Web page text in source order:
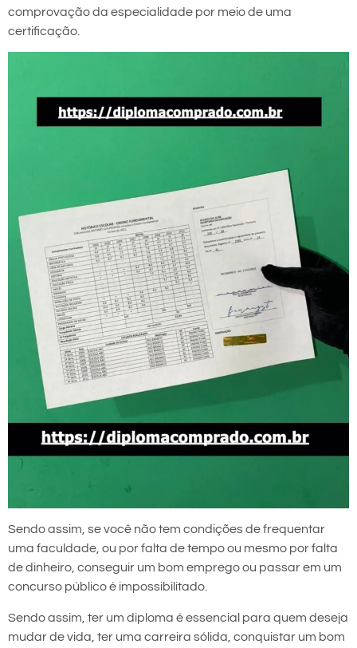
comprovação da especialidade por meio de uma
certificação.
Sendo assim, se você não tem condições de frequentar
uma faculdade, ou por falta de tempo ou mesmo por falta
de dinheiro, conseguir um bom emprego ou passar em um
concurso público é impossibilitado.
Sendo assim, ter um diploma é essencial para quem deseja
mudar de vida, ter uma carreira sólida, conquistar um bom